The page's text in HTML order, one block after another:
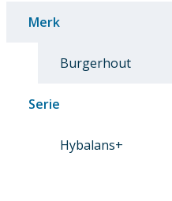
Merk
Burgerhout
Serie
Hybalans+